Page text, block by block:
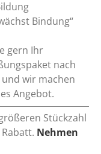
Bindung“
gern Ihr
nach
wir machen
Angebot.
Stückzahl
Nehmen